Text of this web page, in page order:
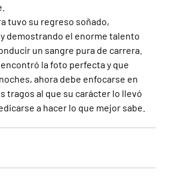
tuvo su regreso soñado,
y demostrando el enorme talento
un sangre pura de carrera.
encontró la foto perfecta y que
ahora debe enfocarse en
tragos al que su carácter lo llevó
a hacer lo que mejor sabe.